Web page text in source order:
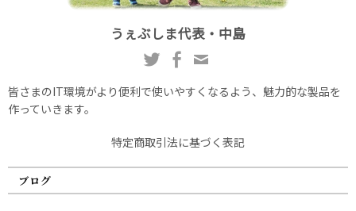
うぇぶしま代表・中島
皆さまのIT環境がより便利で使いやすくなるよう、魅力的な製品を
作っていきます。
特定商取引法に基づく表記
ブログ